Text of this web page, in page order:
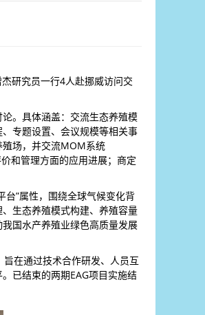
研究员一行4人赴挪威访问交
。具体涵盖：交流生态养殖模
专题设置、会议规模等相关事
殖场，并交流MOM系统
和管理方面的应用进展；商定
”属性，围绕全球气候变化背
生态养殖模式构建、养殖容量
国水产养殖业绿色高质量发展
在通过技术合作研发、人员互
已结束的两期EAG项目实施结